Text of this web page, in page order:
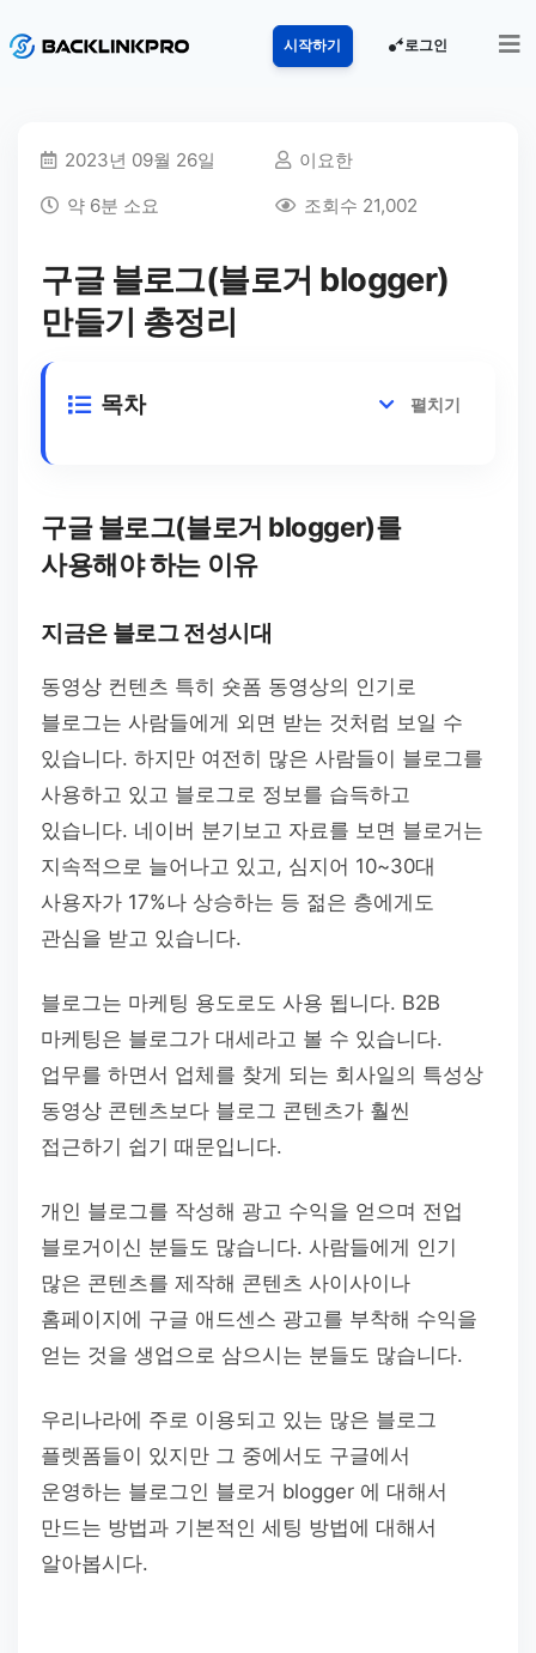
시작하기 로그인
2023년 09월 26일
이요한
약 6분 소요
조회수 21,002
구글 블로그(블로거 blogger)
만들기 총정리
목차 펼치기
구글 블로그(블로거 blogger)를
사용해야 하는 이유
지금은 블로그 전성시대
동영상 컨텐츠 특히 숏폼 동영상의 인기로
블로그는 사람들에게 외면 받는 것처럼 보일 수
있습니다. 하지만 여전히 많은 사람들이 블로그를
사용하고 있고 블로그로 정보를 습득하고
있습니다. 네이버 분기보고 자료를 보면 블로거는
지속적으로 늘어나고 있고, 심지어 10~30대
사용자가 17%나 상승하는 등 젊은 층에게도
관심을 받고 있습니다.
블로그는 마케팅 용도로도 사용 됩니다. B2B
마케팅은 블로그가 대세라고 볼 수 있습니다.
업무를 하면서 업체를 찾게 되는 회사일의 특성상
동영상 콘텐츠보다 블로그 콘텐츠가 훨씬
접근하기 쉽기 때문입니다.
개인 블로그를 작성해 광고 수익을 얻으며 전업
블로거이신 분들도 많습니다. 사람들에게 인기
많은 콘텐츠를 제작해 콘텐츠 사이사이나
홈페이지에 구글 애드센스 광고를 부착해 수익을
얻는 것을 생업으로 삼으시는 분들도 많습니다.
우리나라에 주로 이용되고 있는 많은 블로그
플렛폼들이 있지만 그 중에서도 구글에서
운영하는 블로그인 블로거 blogger 에 대해서
만드는 방법과 기본적인 세팅 방법에 대해서
알아봅시다.